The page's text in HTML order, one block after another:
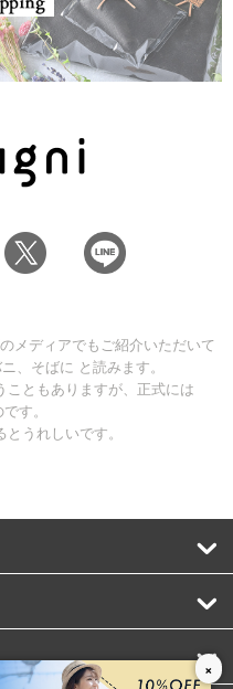
×
メディアでもご紹介いただいて
、そばに と読みます。
こともありますが、正式には
す。
うれしいです。